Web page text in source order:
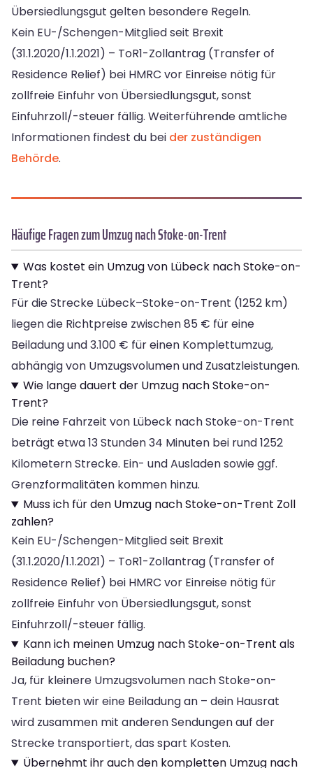
Übersiedlungsgut gelten besondere Regeln.
Kein EU-/Schengen-Mitglied seit Brexit
(31.1.2020/1.1.2021) – ToR1-Zollantrag (Transfer of
Residence Relief) bei HMRC vor Einreise nötig für
zollfreie Einfuhr von Übersiedlungsgut, sonst
Einfuhrzoll/-steuer fällig. Weiterführende amtliche
Informationen findest du bei der zuständigen
Behörde.
Häufige Fragen zum Umzug nach Stoke-on-Trent
Was kostet ein Umzug von Lübeck nach Stoke-on-
Trent?
Für die Strecke Lübeck–Stoke-on-Trent (1252 km)
liegen die Richtpreise zwischen 85 € für eine
Beiladung und 3.100 € für einen Komplettumzug,
abhängig von Umzugsvolumen und Zusatzleistungen.
Wie lange dauert der Umzug nach Stoke-on-
Trent?
Die reine Fahrzeit von Lübeck nach Stoke-on-Trent
beträgt etwa 13 Stunden 34 Minuten bei rund 1252
Kilometern Strecke. Ein- und Ausladen sowie ggf.
Grenzformalitäten kommen hinzu.
Muss ich für den Umzug nach Stoke-on-Trent Zoll
zahlen?
Kein EU-/Schengen-Mitglied seit Brexit
(31.1.2020/1.1.2021) – ToR1-Zollantrag (Transfer of
Residence Relief) bei HMRC vor Einreise nötig für
zollfreie Einfuhr von Übersiedlungsgut, sonst
Einfuhrzoll/-steuer fällig.
Kann ich meinen Umzug nach Stoke-on-Trent als
Beiladung buchen?
Ja, für kleinere Umzugsvolumen nach Stoke-on-
Trent bieten wir eine Beiladung an – dein Hausrat
wird zusammen mit anderen Sendungen auf der
Strecke transportiert, das spart Kosten.
Übernehmt ihr auch den kompletten Umzug nach